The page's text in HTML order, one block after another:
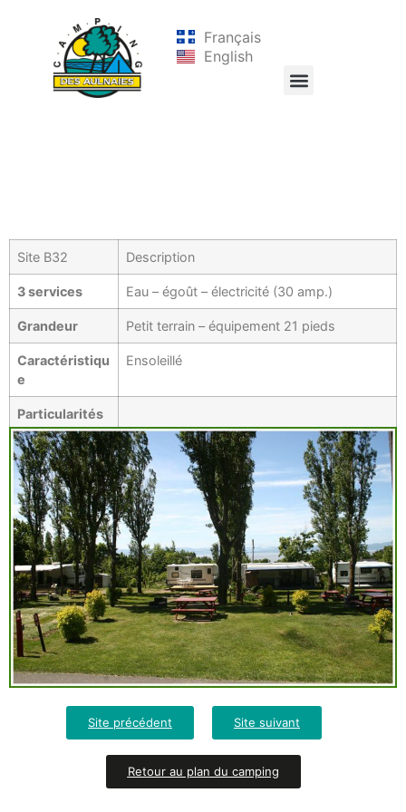
Français
English
Site B32 Description
3 services Eau – égoût – électricité (30 amp.)
Grandeur Petit terrain – équipement 21 pieds
Caractéristiqu
e
Ensoleillé
Particularités
Site précédent Site suivant
Retour au plan du camping